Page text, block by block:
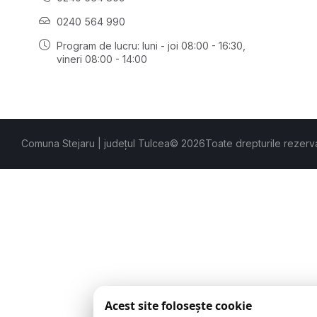
0240 564 990
Program de lucru: luni - joi 08:00 - 16:30,
vineri 08:00 - 14:00
Comuna Stejaru | județul Tulcea© 2026Toate drepturile
Acest site folosește cookie